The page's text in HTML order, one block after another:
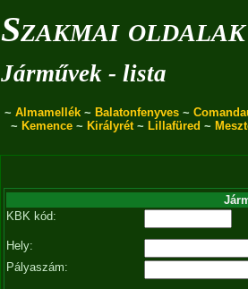
Szakmai oldalak
Járművek - lista
~ Almamellék ~ Balatonfenyves ~
~ Kemence~ Királyrét~ Lillafüred ~
KBK kód:
Hely:
Pályaszám: